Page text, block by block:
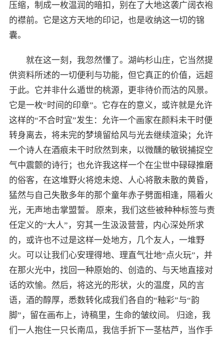
压缩，制成一枚温润的暗扣，别在了大地这袭广阔衣袍
的襟前。它是这方天地的印记，也是收纳这一切的锦
囊。
就在这一刻，我忽然懂了。湖屿杉山庄，它当然提
供资料所述的一切便利与功能，但它真正的价值，远超
于此。它并非什么遁世的桃源，更非待价而沽的风景。
它是一枚“时间的印章”。它存在的意义，或许就是允许
这样的“不合时宜”发生：允许一个画家在颜料未干时便
转身离去，将未完的梦境留给风与光去继续渲染；允许
一个诗人在酒痕未干时欣然到来，以微醺的敏锐捕捉空
气中震颤的诗行；也允许我这样一个在尘世中碌碌推磨
的俗客，在这堆野火将熄未熄、人心将散未散的黄昏，
猛然与自己失散多年的那个童年赤子劈面相逢，隔着火
光，无声地击掌盟誓。 原来，我们这些被种种标签与责
任定义的“大人”，穷其一生汲汲营营，内心深处所求
的，或许也不过是这样一处地方，几个友人，一堆野
火。可以让我们心安理得地、理直气壮地“点火玩”，并
在那火光中，找回一种原始的、创造的、与天地直接对
话的欢愉。然后，将这光的形状，火的温度，风的言
语，酒的醇厚，悉数转化成我们各自的“釉彩”与“韵
脚”，留在画布上，诗稿里，生命的皱纹间。 归途，我
们一人抱住一只长南瓜，我信手折下一茎枯芦，当作手